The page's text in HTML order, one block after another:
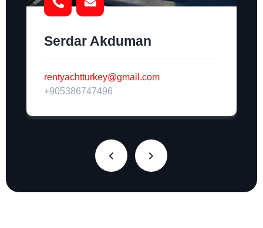
Serdar Akduman
rentyachtturkey@gmail.com
+905386747496